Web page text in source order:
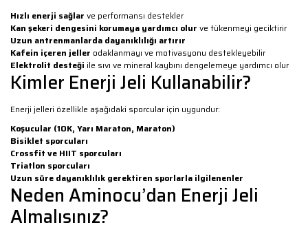
Hızlı enerji sağlar ve performansı destekler
Kan şekeri dengesini korumaya yardımcı olur ve tükenmeyi geciktirir
Uzun antrenmanlarda dayanıklılığı artırır
Kafein içeren jeller odaklanmayı ve motivasyonu destekleyebilir
Elektrolit desteği ile sıvı ve mineral kaybını dengelemeye yardımcı olur
Kimler Enerji Jeli Kullanabilir?
Enerji jelleri özellikle aşağıdaki sporcular için uygundur:
Koşucular (10K, Yarı Maraton, Maraton)
Bisiklet sporcuları
Crossfit ve HIIT sporcuları
Triatlon sporcuları
Uzun süre dayanıklılık gerektiren sporlarla ilgilenenler
Neden Aminocu’dan Enerji Jeli
Almalısınız?